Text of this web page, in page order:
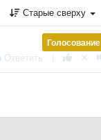
Старые сверху
Голосование
Ответить